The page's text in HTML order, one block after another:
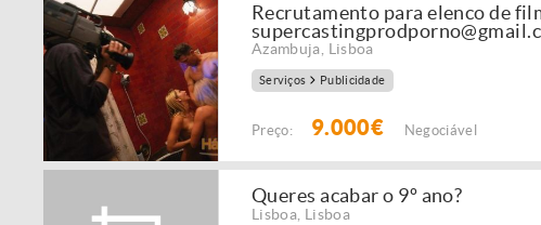
Recrutamento para elenco de
Azambuja Lisboa
Serviços Publicidade
Preço: 9.000€ Negociável
Queres acabar o 9º ano?
Lisboa Lisboa